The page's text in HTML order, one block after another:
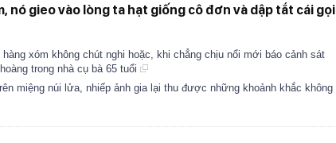
nó gieo vào lòng ta hạt giống cô đơn và dập tắt cái gọi
xóm không chút nghi hoặc, khi chẳng chịu nổi mới báo cảnh sát
trong nhà cụ bà 65 tuổi
miệng núi lửa, nhiếp ảnh gia lại thu được những khoảnh khắc không